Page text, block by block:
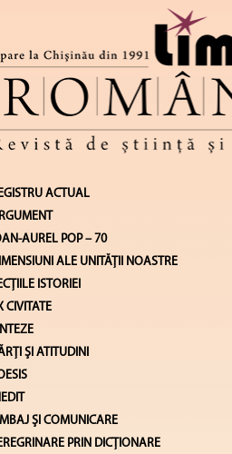
ACTUAL
AUREL POP – 70
ALE UNITĂŢII NOASTRE
ISTORIEI
CIVITATE
ŞI ATITUDINI
ŞI COMUNICARE
PRIN DICȚIONARE